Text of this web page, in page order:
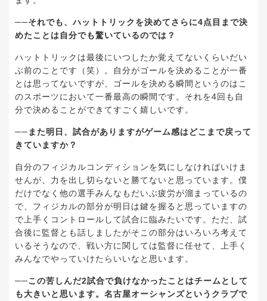
──それでも、ハットトリックを決めてさらに4点目まで決
めたことは自分でも驚いているのでは？
ハットトリックは最後にいつしたか覚えてないくらいだい
ぶ前のことです（笑）。自分がゴールを決めることが一番
とは思ってないですが、ゴールを決める瞬間というのはこ
のスポーツにおいて一番最高の瞬間です。それを4回も自
分で決めることができてすごく嬉しいです。
──また明日、試合がありますがゲーム感はどこまで戻って
きていますか？
自分のフィジカルコンディションを気にしなければいけま
せんが、力を出し切らないと勝てないと思っています。僕
だけでなく他の選手みんなもだいぶ疲労が溜まっているの
で、フィジカルの部分が明日は鍵を握ると思っていますの
で上手くコントロールして試合に臨みたいです。ただ、試
合後に監督とも話しましたがそこの部分はいろいろ考えて
いるそうなので、戦い方に関しては監督に任せて、上手く
みんなでやっていけたらいいなと思います。
──この苦しんだ2試合で負けなかったことはチームとして
も大きいと思います。名古屋オーシャンズというクラブで